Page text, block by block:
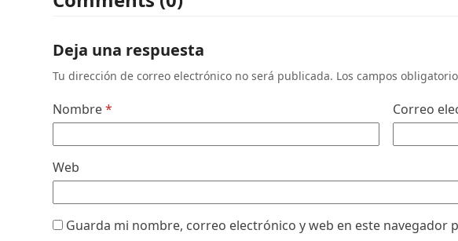
Deja una respuesta
Tu dirección de correo electrónico no será publicada. Los campos
Nombre* Correo
Web
Guarda mi nombre, correo electrónico y web en este navegador